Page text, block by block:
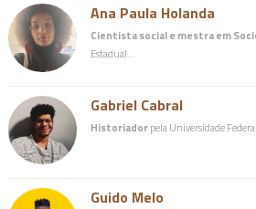
Ana Paula Holanda
Cientista social e mestra em
Estadual…
Gabriel Cabral
Historiadorpela Universidade
Guido Melo